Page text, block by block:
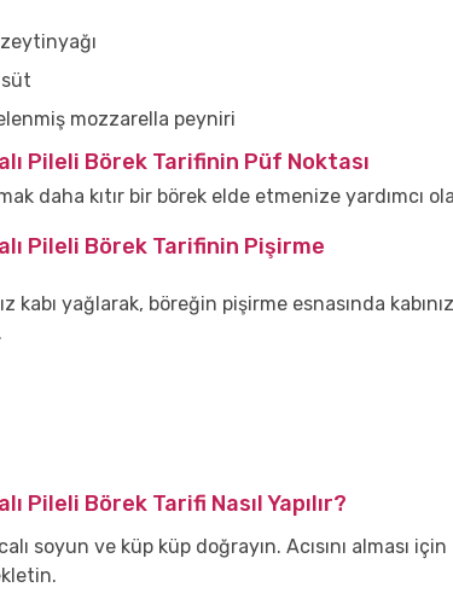
zeytinyağı
süt
mozzarella peyniri
Pileli Börek Tarifinin Püf Noktası
daha kıtır bir börek elde etmenize yardımcı
Pileli Börek Tarifinin Pişirme
kabı yağlarak, böreğin pişirme esnasında
Pileli Börek Tarifi Nasıl Yapılır?
soyun ve küp küp doğrayın. Acısını alması